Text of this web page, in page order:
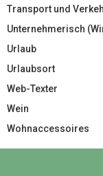
Transport und
Unternehmerisch
Urlaub
Urlaubsort
Web-Texter
Wein
Wohnaccessoires